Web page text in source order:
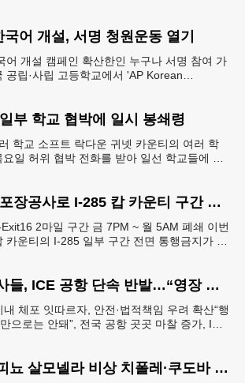
어 개설, 서명 청원운동 열기
어 개설 캠페인 확산한인 누구나 서명 참여 가
공립·사립 고등학교에서 'AP Korean
부 학교 협박에 일시 봉쇄령
학교 소프트 락다운 귀넷 카운티의 여러 학
요일 허위 협박 전화를 받아 일선 학교들에 일
주말 포장공사로 I-285 캅 카운티 구간 통행금지
2마일 구간 금 7PM ~ 월 5AM 폐쇄 이번
카운티의 I-285 일부 구간 전면 통행금지가 시
항공사들, ICE 공항 단속 반발…“영장 없인 협조 불가”
내 체포 잇따르자, 안전·법적책임 우려 확산“행
으로는 안돼”, 전국 공항 곳곳 마찰 증가, ICE
할라피뇨 살모넬라 비상 치폴레·쿠도바 긴급 회수